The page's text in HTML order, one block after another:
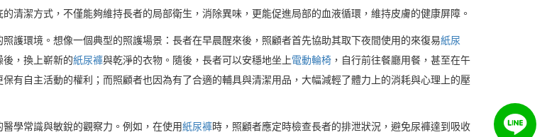
清潔方式，不僅能夠維持長者的局部衛生，消除異味，更能促進局部的血液循環，維持皮膚的健康屏障。
護環境。想像一個典型的照護場景：長者在早晨醒來後，照顧者首先協助其取下夜間使用的來復易紙尿
，換上嶄新的紙尿褲與乾淨的衣物。隨後，長者可以安穩地坐上電動輪椅 ，自行前往餐廳用餐，甚至在午
有自主活動的權利；而照顧者也因為有了合適的輔具與清潔用品，大幅減輕了體力上的消耗與心理上的壓
學常識與敏銳的觀察力。例如，在使用紙尿褲時，照顧者應定時檢查長者的排泄狀況，避免尿褲達到吸收